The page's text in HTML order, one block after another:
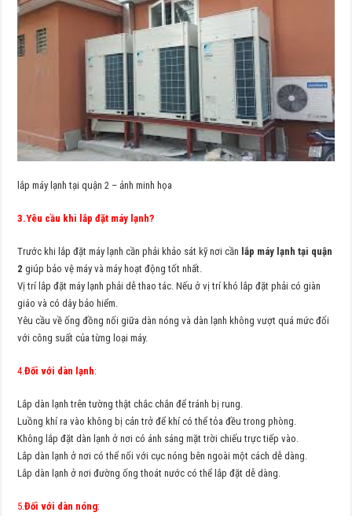
lắp máy lạnh tại quận 2 – ảnh minh họa
3.Yêu cầu khi lắp đặt máy lạnh?
Trước khi lắp đặt máy lạnh cần phải khảo sát kỹ nơi cần lắp máy lạnh tại quận
2 giúp bảo vệ máy và máy hoạt động tốt nhất.
Vị trí lắp đặt máy lạnh phải dễ thao tác. Nếu ở vị trí khó lắp đặt phải có giàn
giáo và có dây bảo hiểm.
Yêu cầu về ống đồng nối giữa dàn nóng và dàn lạnh không vượt quá mức đối
với công suất của từng loại máy.
4.Đối với dàn lạnh:
Lắp dàn lạnh trên tường thật chắc chắn để tránh bị rung.
Luồng khí ra vào không bị cản trở để khí có thể tỏa đều trong phòng.
Không lắp đặt dàn lạnh ở nơi có ánh sáng mặt trời chiếu trực tiếp vào.
Lắp dàn lạnh ở nơi có thể nối với cục nóng bên ngoài một cách dễ dàng.
Lắp dàn lạnh ở nơi đường ống thoát nước có thể lắp đặt dễ dàng.
5.Đối với dàn nóng: